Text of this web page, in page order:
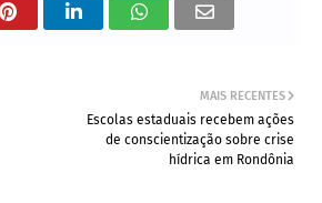
MAIS RECENTES
Escolas estaduais recebem ações
de conscientização sobre crise
hídrica em Rondônia